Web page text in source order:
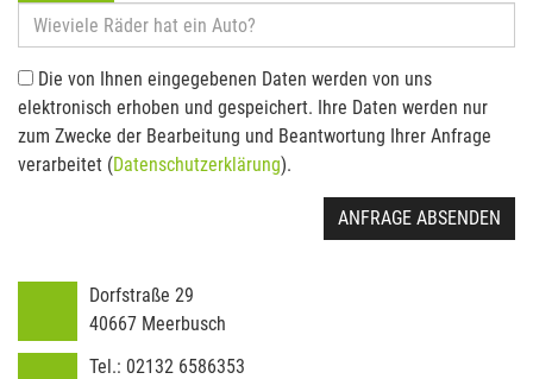
Die von Ihnen eingegebenen Daten werden von uns
elektronisch erhoben und gespeichert. Ihre Daten werden nur
zum Zwecke der Bearbeitung und Beantwortung Ihrer Anfrage
verarbeitet (Datenschutzerklärung).
ANFRAGE ABSENDEN
Dorfstraße 29
40667 Meerbusch
Tel.: 02132 6586353